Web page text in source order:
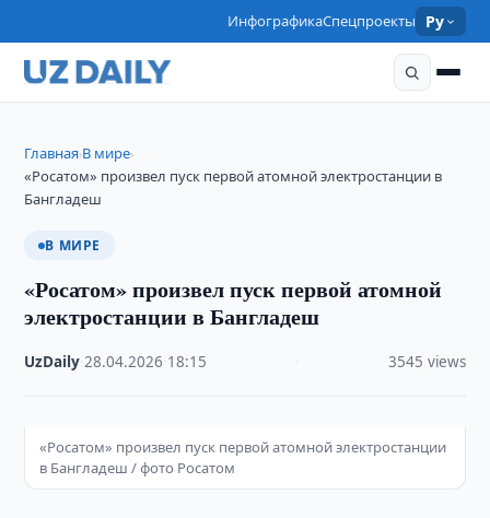
ИнфографикаСпецпроекты Ру
Главная›В мире›
«Росатом» произвел пуск первой атомной электростанции в
Бангладеш
В МИРЕ
«Росатом» произвел пуск первой атомной
электростанции в Бангладеш
UzDaily ·28.04.2026 18:15 3545 views
«Росатом» произвел пуск первой атомной электростанции
в Бангладеш / фото Росатом